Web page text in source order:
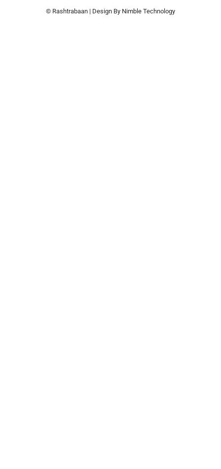
© Rashtrabaan | Design By Nimble Technology